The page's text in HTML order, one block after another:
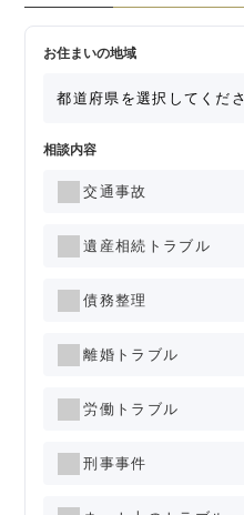
お住まいの地域
相談内容
交通事故
遺産相続トラブル
債務整理
離婚トラブル
労働トラブル
刑事事件